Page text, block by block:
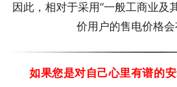
因此，相对于采用“一般工商业及
价用户的售电价格会
如果您是对自己心里有谱的安